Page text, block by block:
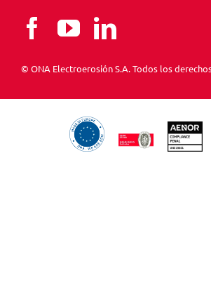
© ONA Electroerosión S.A. Todos los